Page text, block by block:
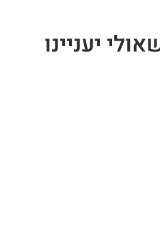
יעניינו